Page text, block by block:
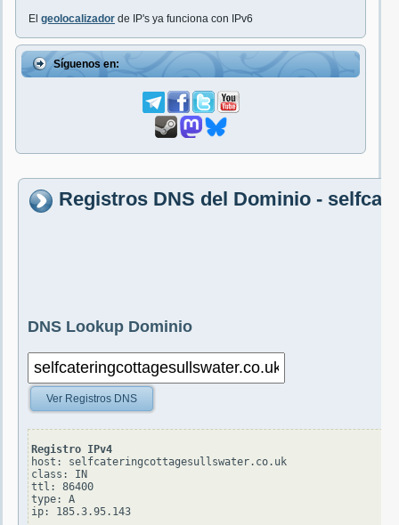
El geolocalizador de IP's ya funciona con IPv6
Síguenos en:
Registros DNS del Dominio -
DNS Lookup Dominio
Ver Registros DNS
Registro IPv4
host: selfcateringcottagesullswater.co.uk
class: IN
ttl: 86400
type: A